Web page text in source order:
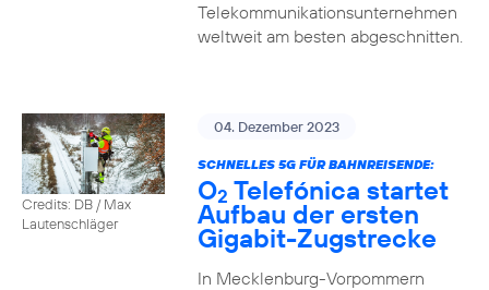
Telekommunikationsunternehmen
weltweit am besten abgeschnitten.
Credits: DB / Max
Lautenschläger
04. Dezember 2023
SCHNELLES 5G FÜR BAHNREISENDE:
O2 Telefónica startet
Aufbau der ersten
Gigabit-Zugstrecke
In Mecklenburg-Vorpommern